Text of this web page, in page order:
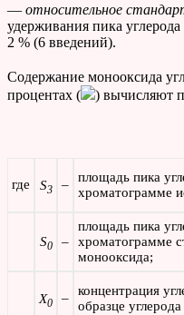
— относительное
удерживания пика
2 % (6 введений).
Содержание монооксида
процентах (
) вычисляют
где S3 –
площадь пика
хроматограмме
S0 –
площадь пика
хроматограмме
монооксида;
X0 –
концентрация
образце